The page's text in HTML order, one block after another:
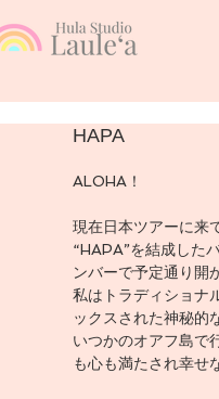
HAPA
ALOHA！
現在日本ツアーに来
“HAPA”を結成した
ンバーで予定通り開
私はトラディショナ
ックスされた神秘的
いつかのオアフ島で
も心も満たされ幸せ